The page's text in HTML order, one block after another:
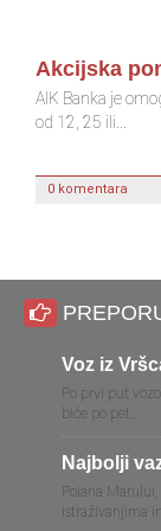
Akcijska
AIK Banka je
od 12, 25 ili...
0 komentara
Voz iz
Po prvi put
biće po pet…
Najbolji
Poiana
istraživanjima